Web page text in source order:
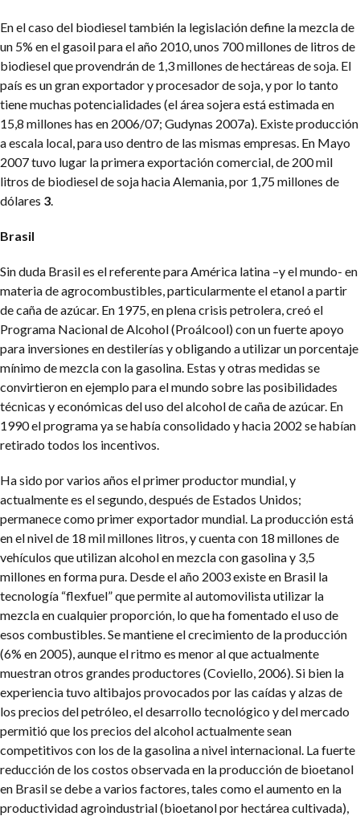
En el caso del biodiesel también la legislación define la mezcla de
un 5% en el gasoil para el año 2010, unos 700 millones de litros de
biodiesel que provendrán de 1,3 millones de hectáreas de soja. El
país es un gran exportador y procesador desoja, y por lo tanto
tiene muchas potencialidades (el área sojera está estimada en
15,8 millones has en 2006/07; Gudynas 2007a). Existe producción
a escala local, para uso dentro de las mismas empresas. En Mayo
2007 tuvo lugar la primera exportación comercial, de 200 mil
litros de biodiesel de soja hacia Alemania, por 1,75 millones de
dólares 3.
Brasil
Sin duda Brasil es el referente para América latina –y el mundo- en
materia de agrocombustibles, particularmente el etanol a partir
de caña de azúcar. En 1975, en plena crisis petrolera, creó el
Programa Nacional de Alcohol (Proálcool) con un fuerte apoyo
para inversiones en destilerías y obligando a utilizar un porcentaje
mínimo de mezcla con la gasolina. Estas y otras medidas se
convirtieron en ejemplo para el mundo sobre las posibilidades
técnicas y económicas del uso del alcohol de caña de azúcar. En
1990 el programa ya se había consolidado y hacia 2002 se habían
retirado todos los incentivos.
Ha sido por varios años el primer productor mundial, y
actualmente es el segundo, después de Estados Unidos;
permanece como primer exportador mundial. La producción está
en el nivel de 18 mil millones litros, y cuenta con 18 millones de
vehículos que utilizan alcohol en mezcla con gasolina y 3,5
millones en forma pura. Desde el año 2003 existe en Brasil la
tecnología “flexfuel” que permite al automovilista utilizar la
mezcla en cualquier proporción, lo que ha fomentado el uso de
esos combustibles. Se mantiene el crecimiento de la producción
(6% en 2005), aunque el ritmo es menor al que actualmente
muestran otros grandes productores (Coviello, 2006). Si bien la
experiencia tuvo altibajos provocados por las caídas y alzas de
los precios del petróleo, el desarrollo tecnológico y del mercado
permitió que los precios del alcohol actualmente sean
competitivos con los de la gasolina a nivel internacional. La fuerte
reducción de los costos observada en la producción de bioetanol
en Brasil se debe a varios factores, tales como el aumento en la
productividad agroindustrial (bioetanol por hectárea cultivada),